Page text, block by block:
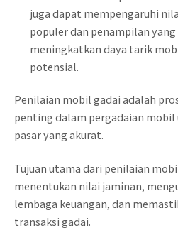
juga dapat mempengaruhi
populer dan penampilan
meningkatkan daya tarik
potensial.
Penilaian mobil gadai adalah
penting dalam pergadaian
pasar yang akurat.
Tujuan utama dari penilaian
menentukan nilai jaminan,
lembaga keuangan, dan
transaksi gadai.